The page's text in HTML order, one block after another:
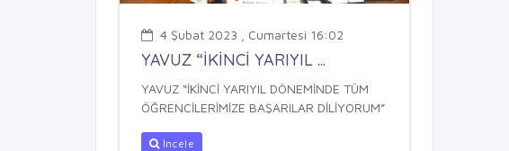
4 Şubat 2023 , Cumartesi 16:02
YAVUZ “İKİNCİ YARIYIL ...
YAVUZ “İKİNCİ YARIYIL DÖNEMİNDE TÜM
ÖĞRENCİLERİMİZE BAŞARILAR DİLİYORUM”
İncele